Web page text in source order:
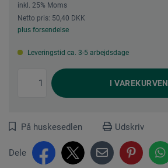
inkl. 25% Moms
Netto pris: 50,40 DKK
plus forsendelse
Leveringstid ca. 3-5 arbejdsdage
I VAREKURVEN
På huskesedlen Udskriv
Dele